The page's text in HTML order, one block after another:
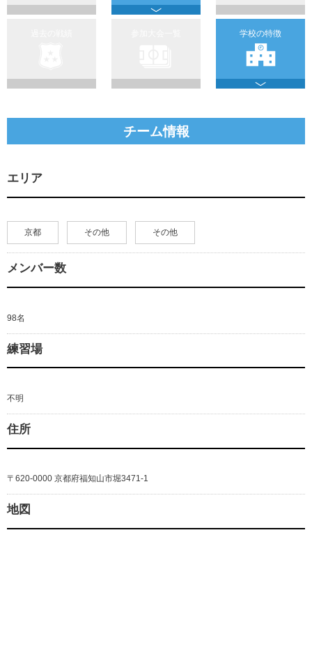
学校の特徴
チーム情報
エリア
京都 その他 その他
メンバー数
98名
練習場
不明
住所
〒620-0000 京都府福知山市堀3471-1
地図